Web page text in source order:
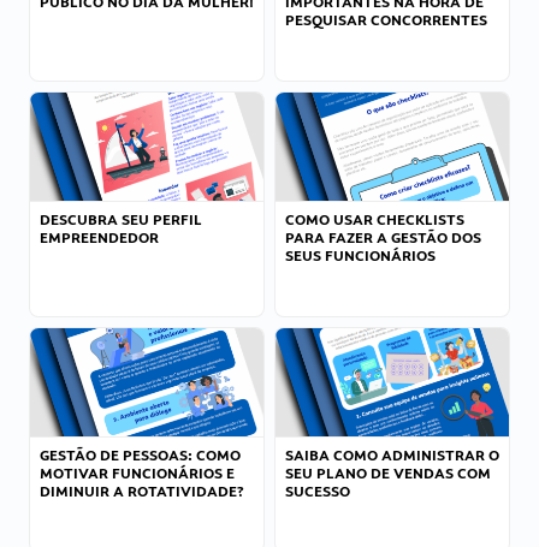
PESQUISAR CONCORRENTES
DESCUBRA SEU PERFIL
EMPREENDEDOR
COMO USAR CHECKLISTS
PARA FAZER A GESTÃO DOS
SEUS FUNCIONÁRIOS
GESTÃO DE PESSOAS: COMO
MOTIVAR FUNCIONÁRIOS E
DIMINUIR A ROTATIVIDADE?
SAIBA COMO ADMINISTRAR O
SEU PLANO DE VENDAS COM
SUCESSO